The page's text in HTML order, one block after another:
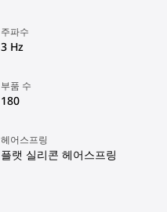
주파수
3 Hz
부품 수
180
헤어스프링
플랫 실리콘 헤어스프링